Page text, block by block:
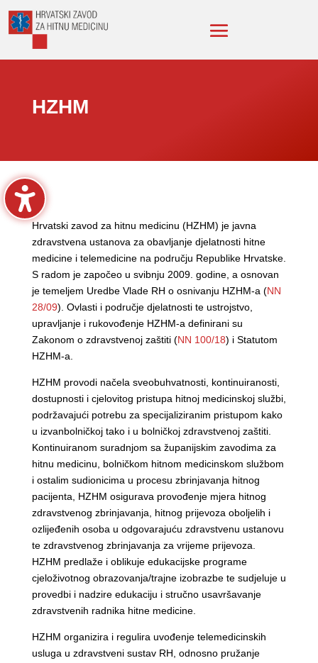
HZHM
Hrvatski zavod za hitnu medicinu (HZHM) je javna
zdravstvena ustanova za obavljanje djelatnosti hitne
medicine i telemedicine na području Republike Hrvatske.
S radom je započeo u svibnju 2009. godine, a osnovan
je temeljem Uredbe Vlade RH o osnivanju HZHM-a (NN
28/09). Ovlasti i područje djelatnosti te ustrojstvo,
upravljanje i rukovođenje HZHM-a definirani su
Zakonom o zdravstvenoj zaštiti (NN 100/18) i Statutom
HZHM-a.
HZHM provodi načela sveobuhvatnosti, kontinuiranosti,
dostupnosti i cjelovitog pristupa hitnoj medicinskoj službi,
podržavajući potrebu za specijaliziranim pristupom kako
u izvanbolničkoj tako i u bolničkoj zdravstvenoj zaštiti.
Kontinuiranom suradnjom sa županijskim zavodima za
hitnu medicinu, bolničkom hitnom medicinskom službom
i ostalim sudionicima u procesu zbrinjavanja hitnog
pacijenta, HZHM osigurava provođenje mjera hitnog
zdravstvenog zbrinjavanja, hitnog prijevoza oboljelih i
ozlijeđenih osoba u odgovarajuću zdravstvenu ustanovu
te zdravstvenog zbrinjavanja za vrijeme prijevoza.
HZHM predlaže i oblikuje edukacijske programe
cjeloživotnog obrazovanja/trajne izobrazbe te sudjeluje u
provedbi i nadzire edukaciju i stručno usavršavanje
zdravstvenih radnika hitne medicine.
HZHM organizira i regulira uvođenje telemedicinskih
usluga u zdravstveni sustav RH, odnosno pružanje